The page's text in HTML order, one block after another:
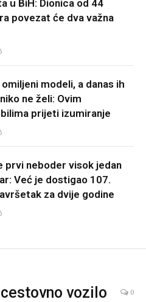
u BiH: Dionica od 44
povezat će dva važna
modeli, a danas ih
ne želi: Ovim
prijeti izumiranje
prvi neboder visok jedan
Već je dostigao 107.
za dvije godine
vozilo
0